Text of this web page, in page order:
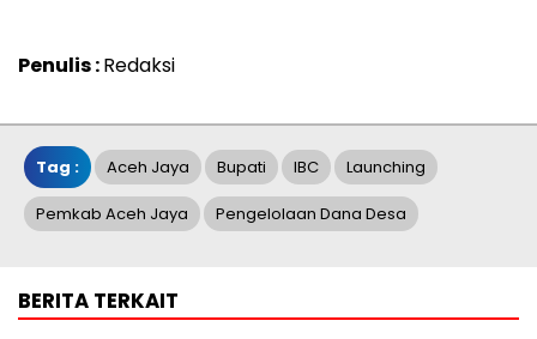
Penulis :Redaksi
Tag : Aceh Jaya Bupati IBC Launching
Pemkab Aceh Jaya Pengelolaan Dana Desa
BERITA TERKAIT